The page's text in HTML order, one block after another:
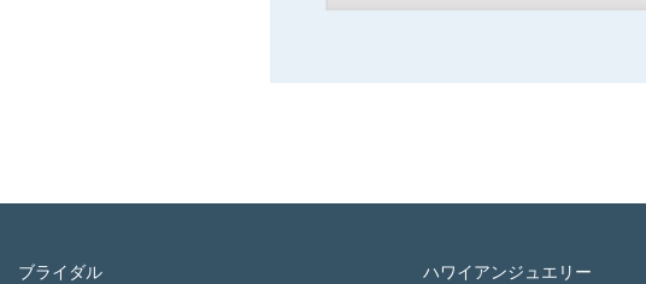
ブライダル ハワイアンジュエリー